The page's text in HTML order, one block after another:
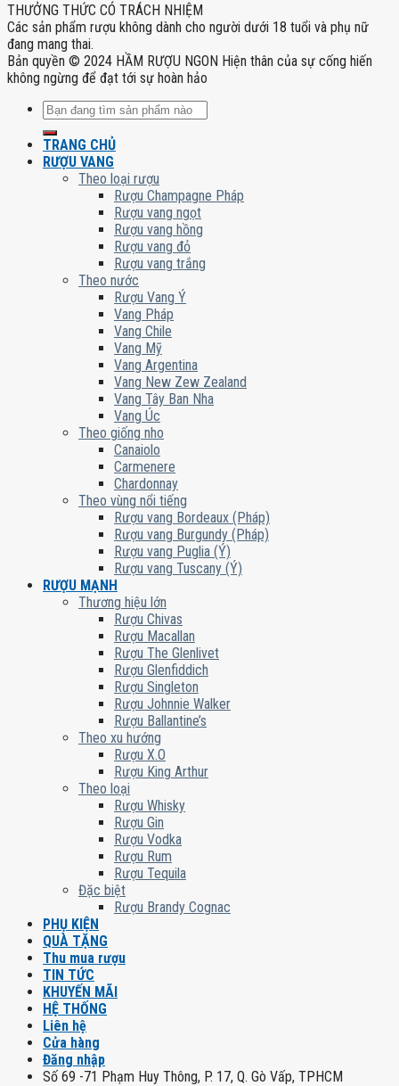
THƯỞNG THỨC CÓ TRÁCH NHIỆM
Các sản phẩm rượu không dành cho người dưới 18 tuổi và phụ nữ
đang mang thai.
Bản quyền © 2024 HẦM RƯỢU NGON Hiện thân của sự cống hiến
không ngừng để đạt tới sự hoàn hảo
Tìm
kiếm:
TRANG CHỦ
RƯỢU VANG
Theo loại rượu
Rượu Champagne Pháp
Rượu vang ngọt
Rượu vang hồng
Rượu vang đỏ
Rượu vang trắng
Theo nước
Rượu Vang Ý
Vang Pháp
Vang Chile
Vang Mỹ
Vang Argentina
Vang New Zew Zealand
Vang Tây Ban Nha
Vang Úc
Theo giống nho
Canaiolo
Carmenere
Chardonnay
Theo vùng nổi tiếng
Rượu vang Bordeaux (Pháp)
Rượu vang Burgundy (Pháp)
Rượu vang Puglia (Ý)
Rượu vang Tuscany (Ý)
RƯỢU MẠNH
Thương hiệu lớn
Rượu Chivas
Rượu Macallan
Rượu The Glenlivet
Rượu Glenfiddich
Rượu Singleton
Rượu Johnnie Walker
Rượu Ballantine’s
Theo xu hướng
Rượu X.O
Rượu King Arthur
Theo loại
Rượu Whisky
Rượu Gin
Rượu Vodka
Rượu Rum
Rượu Tequila
Đặc biệt
Rượu Brandy Cognac
PHỤ KIỆN
QUÀ TẶNG
Thu mua rượu
TIN TỨC
KHUYẾN MÃI
HỆ THỐNG
Liên hệ
Cửa hàng
Đăng nhập
Số 69 -71 Phạm Huy Thông, P. 17, Q. Gò Vấp, TPHCM